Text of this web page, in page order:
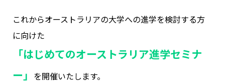
これからオーストラリアの大学への進学を検討する方
に向けた
「はじめてのオーストラリア進学セミナ
ー」 を開催いたします。